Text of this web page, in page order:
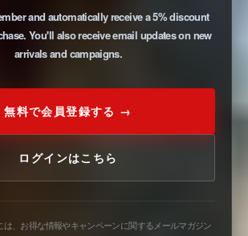
and automatically receive a 5% discount
You'll also receive email updates on new
arrivals and campaigns.
無料で会員登録する →
ログインはこちら
は、お得な情報やキャンペーンに関するメールマガジン